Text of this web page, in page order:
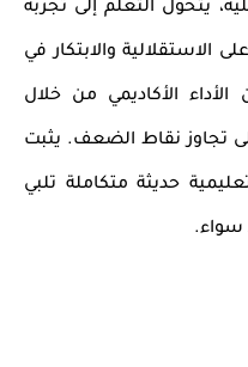
يتحول التعلم إلى تجربة
والابتكار في
الأكاديمي من خلال
تجاوز نقاط الضعف. يثبت
حديثة متكاملة تلبي
سواء.